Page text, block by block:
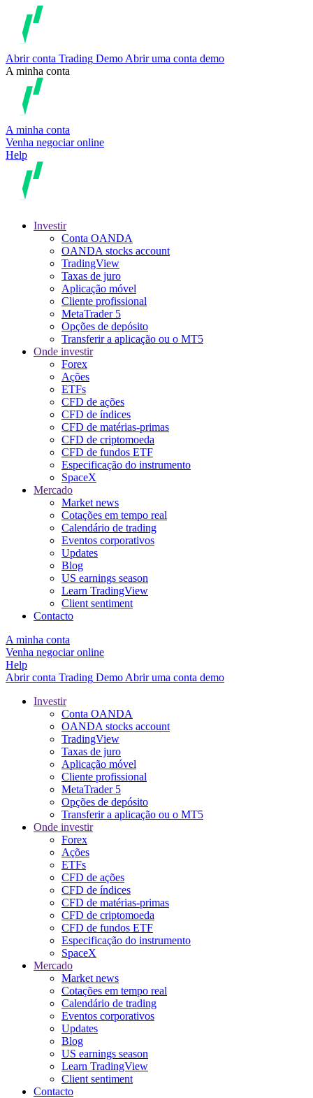
Abrir conta Trading Demo Abrir uma conta demo
A minha conta
A minha conta
Venha negociar online
Help
Investir
Conta OANDA
OANDA stocks account
TradingView
Taxas de juro
Aplicação móvel
Cliente profissional
MetaTrader 5
Opções de depósito
Transferir a aplicação ou o MT5
Onde investir
Forex
Ações
ETFs
CFD de ações
CFD de índices
CFD de matérias-primas
CFD de criptomoeda
CFD de fundos ETF
Especificação do instrumento
SpaceX
Mercado
Market news
Cotações em tempo real
Calendário de trading
Eventos corporativos
Updates
Blog
US earnings season
Learn TradingView
Client sentiment
Contacto
A minha conta
Venha negociar online
Help
Abrir conta Trading Demo Abrir uma conta demo
Investir
Conta OANDA
OANDA stocks account
TradingView
Taxas de juro
Aplicação móvel
Cliente profissional
MetaTrader 5
Opções de depósito
Transferir a aplicação ou o MT5
Onde investir
Forex
Ações
ETFs
CFD de ações
CFD de índices
CFD de matérias-primas
CFD de criptomoeda
CFD de fundos ETF
Especificação do instrumento
SpaceX
Mercado
Market news
Cotações em tempo real
Calendário de trading
Eventos corporativos
Updates
Blog
US earnings season
Learn TradingView
Client sentiment
Contacto